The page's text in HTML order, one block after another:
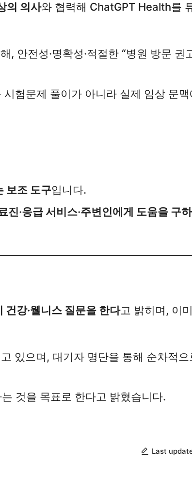
의 의사와 협력해 ChatGPT Health를
, 안전성·명확성·적절한 “병원 방문 권
험문제 풀이가 아니라 실제 임상 문
보조 도구입니다.
진·응급 서비스·주변인에게 도움을 구
강·웰니스 질문을 한다고 밝히며, 이
있으며, 대기자 명단을 통해 순차적으
것을 목표로 한다고 밝혔습니다.
Last